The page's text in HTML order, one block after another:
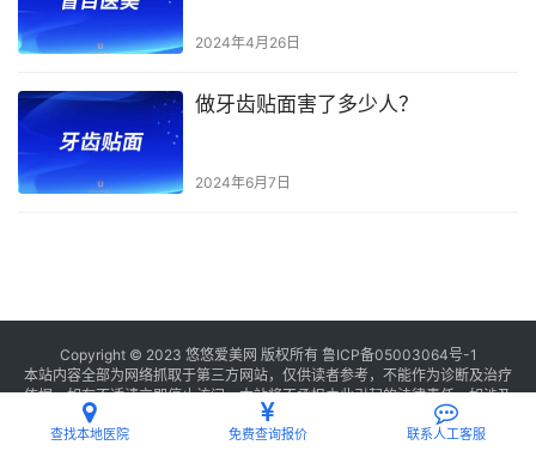
2024年4月26日
做牙齿贴面害了多少人？
2024年6月7日
Copyright © 2023 悠悠爱美网 版权所有 鲁ICP备05003064号-1
本站内容全部为网络抓取于第三方网站，仅供读者参考，不能作为诊断及治疗
依据，如有不适请立即停止访问，本站将不承担由此引起的法律责任。如涉及
联系我们
查找本地医院 免费查询报价 联系人工客服